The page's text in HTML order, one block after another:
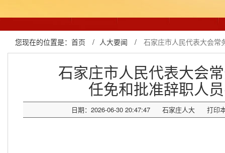
您现在的位置是： 首页 / 人大要闻 / 石家庄市人民代表大会常
石家庄市人民代表大会
任免和批准辞职人
日期：2026-06-30 20:47:47 石家庄人大 打印